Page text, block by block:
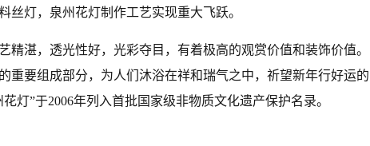
丝灯，泉州花灯制作工艺实现重大飞跃。
精湛，透光性好，光彩夺目，有着极高的观赏价值和装饰价值。
重要组成部分，为人们沐浴在祥和瑞气之中，祈望新年行好运的
灯”于2006年列入首批国家级非物质文化遗产保护名录。